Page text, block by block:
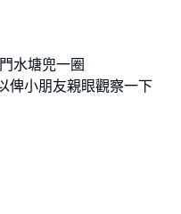
水塘兜一圈
俾小朋友親眼觀察一下